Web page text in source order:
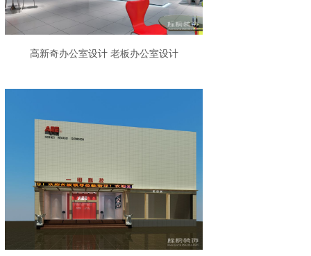
高新奇办公室设计 老板办公室设计